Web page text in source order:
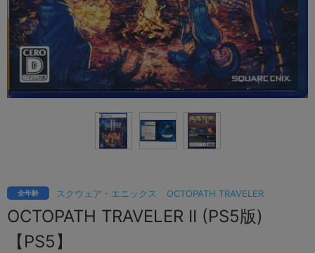
スクウェア・エニックス OCTOPATH TRAVELER
全年齢
OCTOPATH TRAVELER II (PS5版)
【PS5】